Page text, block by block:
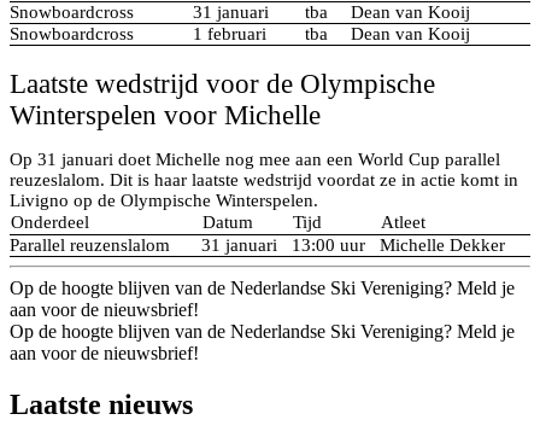
Snowboardcross
31 januari tba
Dean van Kooij
Snowboardcross
1 februari tba Dean van Kooij
Laatste wedstrijd voor de Olympische
Winterspelen voor Michelle
Op 31 januari doet Michelle nog mee aan een World Cup parallel
reuzeslalom. Dit is haar laatste wedstrijd voordat ze in actie komt in
Livigno op de Olympische Winterspelen.
Onderdeel
Datum Tijd
Atleet
Parallel reuzenslalom
31 januari 13:00 uur Michelle Dekker
Op de hoogte blijven van de Nederlandse Ski Vereniging? Meld je
aan voor de nieuwsbrief!
Op de hoogte blijven van de Nederlandse Ski Vereniging? Meld je
aan voor de nieuwsbrief!
Laatste nieuws